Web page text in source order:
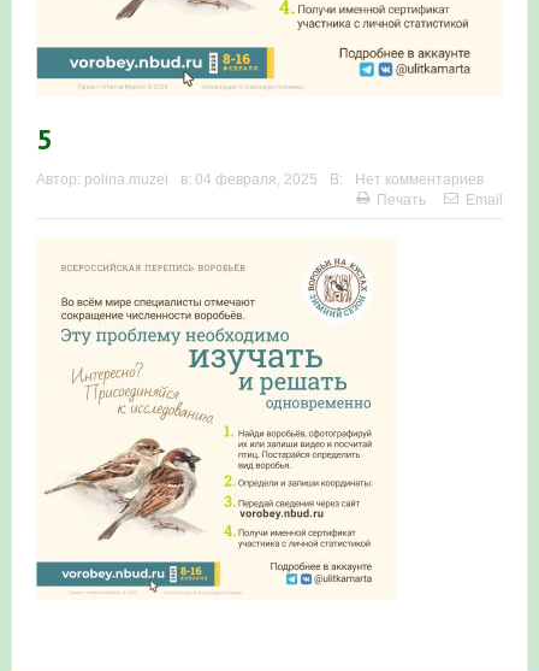
Уралсиба в Уфе в 2026 г.
Участие башкирских орнитологов и бердвотчеров в
«Весенняя перекличка-2026» — 11-20 мая 2026
Мониторинг орнитофауны на постоянных маршрутах
в Республике Башкортостан в 2026 году
5
Автор: polina.muzei в: 04 февраля, 2025 В:
Нет комментариев
Печать
Email